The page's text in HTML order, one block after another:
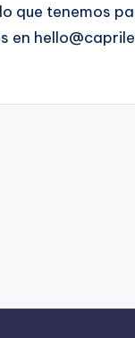
que tenemos
en